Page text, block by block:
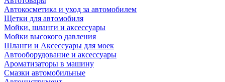
Автокосметика и уход за автомобилем
Щетки для автомобиля
Мойки, шланги и аксессуары
Мойки высокого давления
Шланги и Аксессуары для моек
Автооборудование и аксессуары
Ароматизаторы в машину
Смазки автомобильные